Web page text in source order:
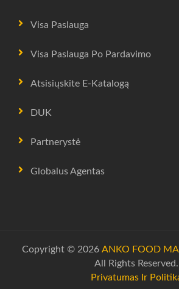
Visa Paslauga
Visa Paslauga Po Pardavimo
Atsisiųskite E-Katalogą
DUK
Partnerystė
Globalus Agentas
Copyright © 2026 ANKO FOOD
All Rights Reserved.
Privatumas Ir